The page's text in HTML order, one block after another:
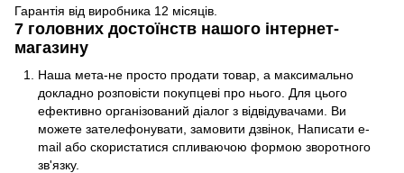
Гарантія від виробника 12 місяців.
7 головних достоїнств нашого інтернет-
магазину
Наша мета-не просто продати товар, а максимально
докладно розповісти покупцеві про нього. Для цього
ефективно організований діалог з відвідувачами. Ви
можете зателефонувати, замовити дзвінок, Написати e-
mail або скористатися спливаючою формою зворотного
зв'язку.